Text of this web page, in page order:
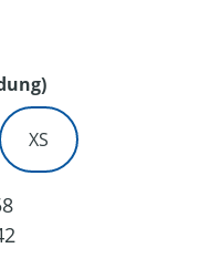
auswählen
XS